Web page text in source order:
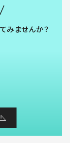
みませんか？